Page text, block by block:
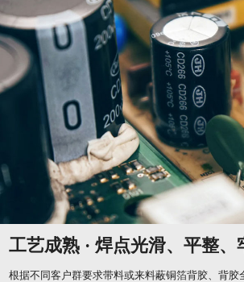
工艺成熟 · 焊点光滑、平整、
根据不同客户群要求带料或来料蔽铜箔背胶、背胶